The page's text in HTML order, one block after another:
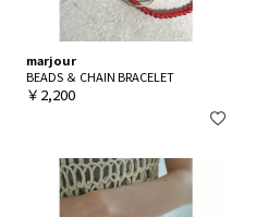
marjour
BEADS ＆ CHAIN BRACELET
￥2,200